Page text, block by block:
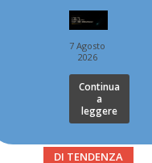
7 Agosto
2026
Continua
a
leggere
DI TENDENZA